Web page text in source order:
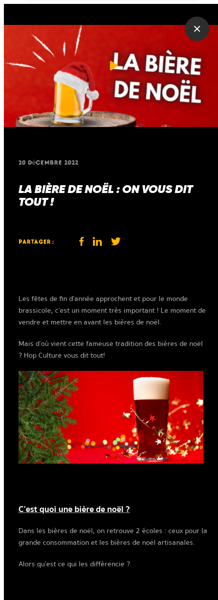
20 décembre 2022
LA BIÈRE DE NOËL : ON VOUS DIT
TOUT !
partager :
Les fêtes de fin d’année approchent et pour le monde
brassicole, c’est un moment très important ! Le moment de
vendre et mettre en avant les bières de noël.
Mais d’où vient cette fameuse tradition des bières de noël
? Hop Culture vous dit tout!
C’est quoi une bière de noël ?
Dans les bières de noël, on retrouve 2 écoles : ceux pour la
grande consommation et les bières de noël artisanales.
Alors qu’est ce qui les différencie ?